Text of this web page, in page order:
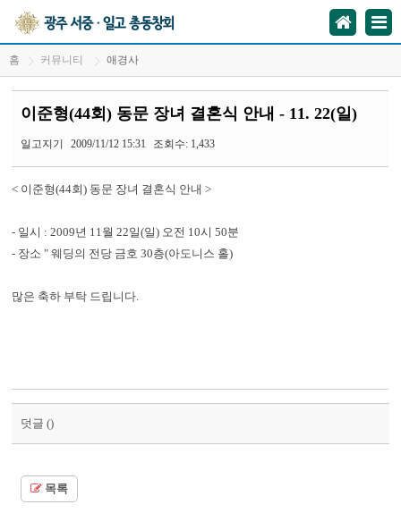
홈 커뮤니티 애경사
이준형(44회) 동문 장녀 결혼식 안내 - 11. 22(일)
일고지기 2009/11/12 15:31 조회수: 1,433
< 이준형(44회) 동문 장녀 결혼식 안내 >
- 일시 : 2009년 11월 22일(일) 오전 10시 50분
- 장소 " 웨딩의 전당 금호 30층(아도니스 홀)
많은 축하 부탁 드립니다.
덧글 ()
목록